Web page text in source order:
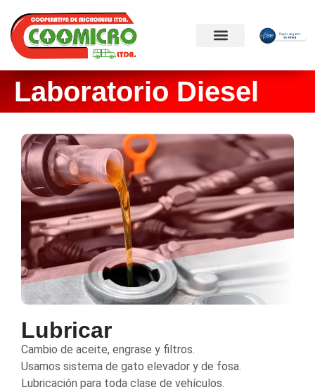
Laboratorio Diesel
Lubricar
Cambio de aceite, engrase y filtros.
Usamos sistema de gato elevador y de fosa.
Lubricación para toda clase de vehículos.